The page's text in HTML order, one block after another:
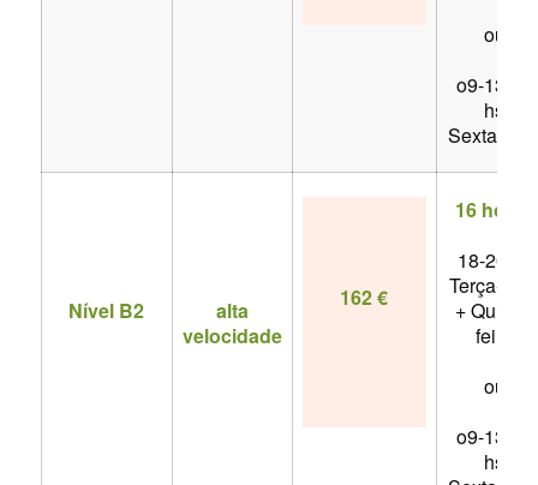
ou
o9-13.20
hs
Sexta-
Nível B2
alta
velocidade
162 €
16 horas
18-20 hs
Terça-
+ Quinta-
feira
ou
o9-13.20
hs